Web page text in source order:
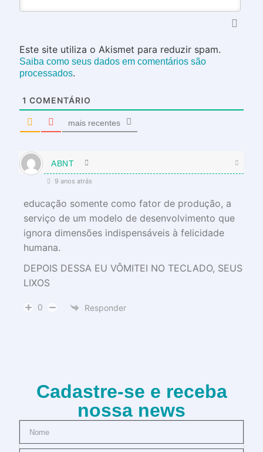
Este site utiliza o Akismet para reduzir spam.
Saiba como seus dados em comentários são
processados.
1 COMENTÁRIO
mais recentes
ABNT
9 anos atrás
educação somente como fator de produção, a
serviço de um modelo de desenvolvimento que
ignora dimensões indispensáveis à felicidade
humana.
DEPOIS DESSA EU VÔMITEI NO TECLADO, SEUS
LIXOS
0 Responder
Cadastre-se e receba
nossa news